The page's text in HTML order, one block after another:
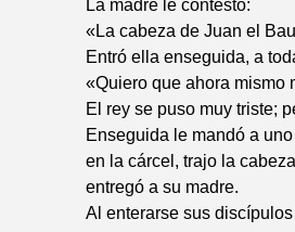
La madre le contestó:
«La cabeza de Juan el
Entró ella enseguida, a
«Quiero que ahora mismo
El rey se puso muy triste;
Enseguida le mandó a
en la cárcel, trajo la
entregó a su madre.
Al enterarse sus